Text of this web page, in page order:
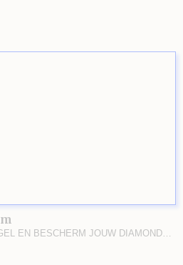
EN BESCHERM JOUW DIAMOND…